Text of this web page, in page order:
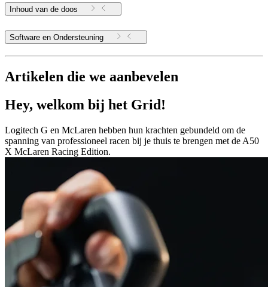
Inhoud van de doos
Software en Ondersteuning
Artikelen die we aanbevelen
Hey, welkom bij het Grid!
Logitech G en McLaren hebben hun krachten gebundeld om de
spanning van professioneel racen bij je thuis te brengen met de A50
X McLaren Racing Edition.